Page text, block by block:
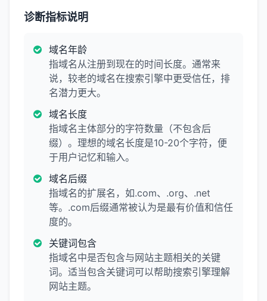
诊断指标说明
域名年龄
指域名从注册到现在的时间长度。通常来
说，较老的域名在搜索引擎中更受信任，排
名潜力更大。
域名长度
指域名主体部分的字符数量（不包含后
缀）。理想的域名长度是10-20个字符，便
于用户记忆和输入。
域名后缀
指域名的扩展名，如.com、.org、.net
等。.com后缀通常被认为是最有价值和信任
度的。
关键词包含
指域名中是否包含与网站主题相关的关键
词。适当包含关键词可以帮助搜索引擎理解
网站主题。